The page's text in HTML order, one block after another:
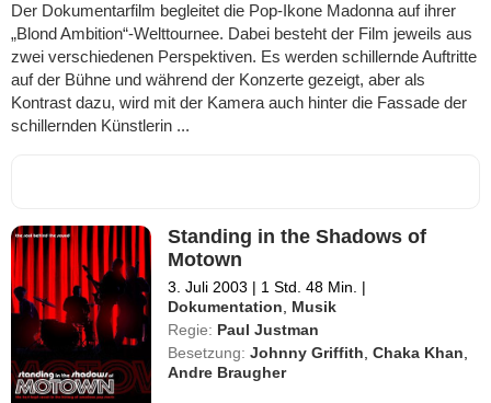
Der Dokumentarfilm begleitet die Pop-Ikone Madonna auf ihrer
„Blond Ambition“-Welttournee. Dabei besteht der Film jeweils aus
zwei verschiedenen Perspektiven. Es werden schillernde Auftritte
auf der Bühne und während der Konzerte gezeigt, aber als
Kontrast dazu, wird mit der Kamera auch hinter die Fassade der
schillernden Künstlerin ...
Standing in the Shadows of
Motown
3. Juli 2003 | 1 Std. 48 Min. |
Dokumentation, Musik
Regie: Paul Justman
Besetzung: Johnny Griffith,Chaka Khan,
Andre Braugher